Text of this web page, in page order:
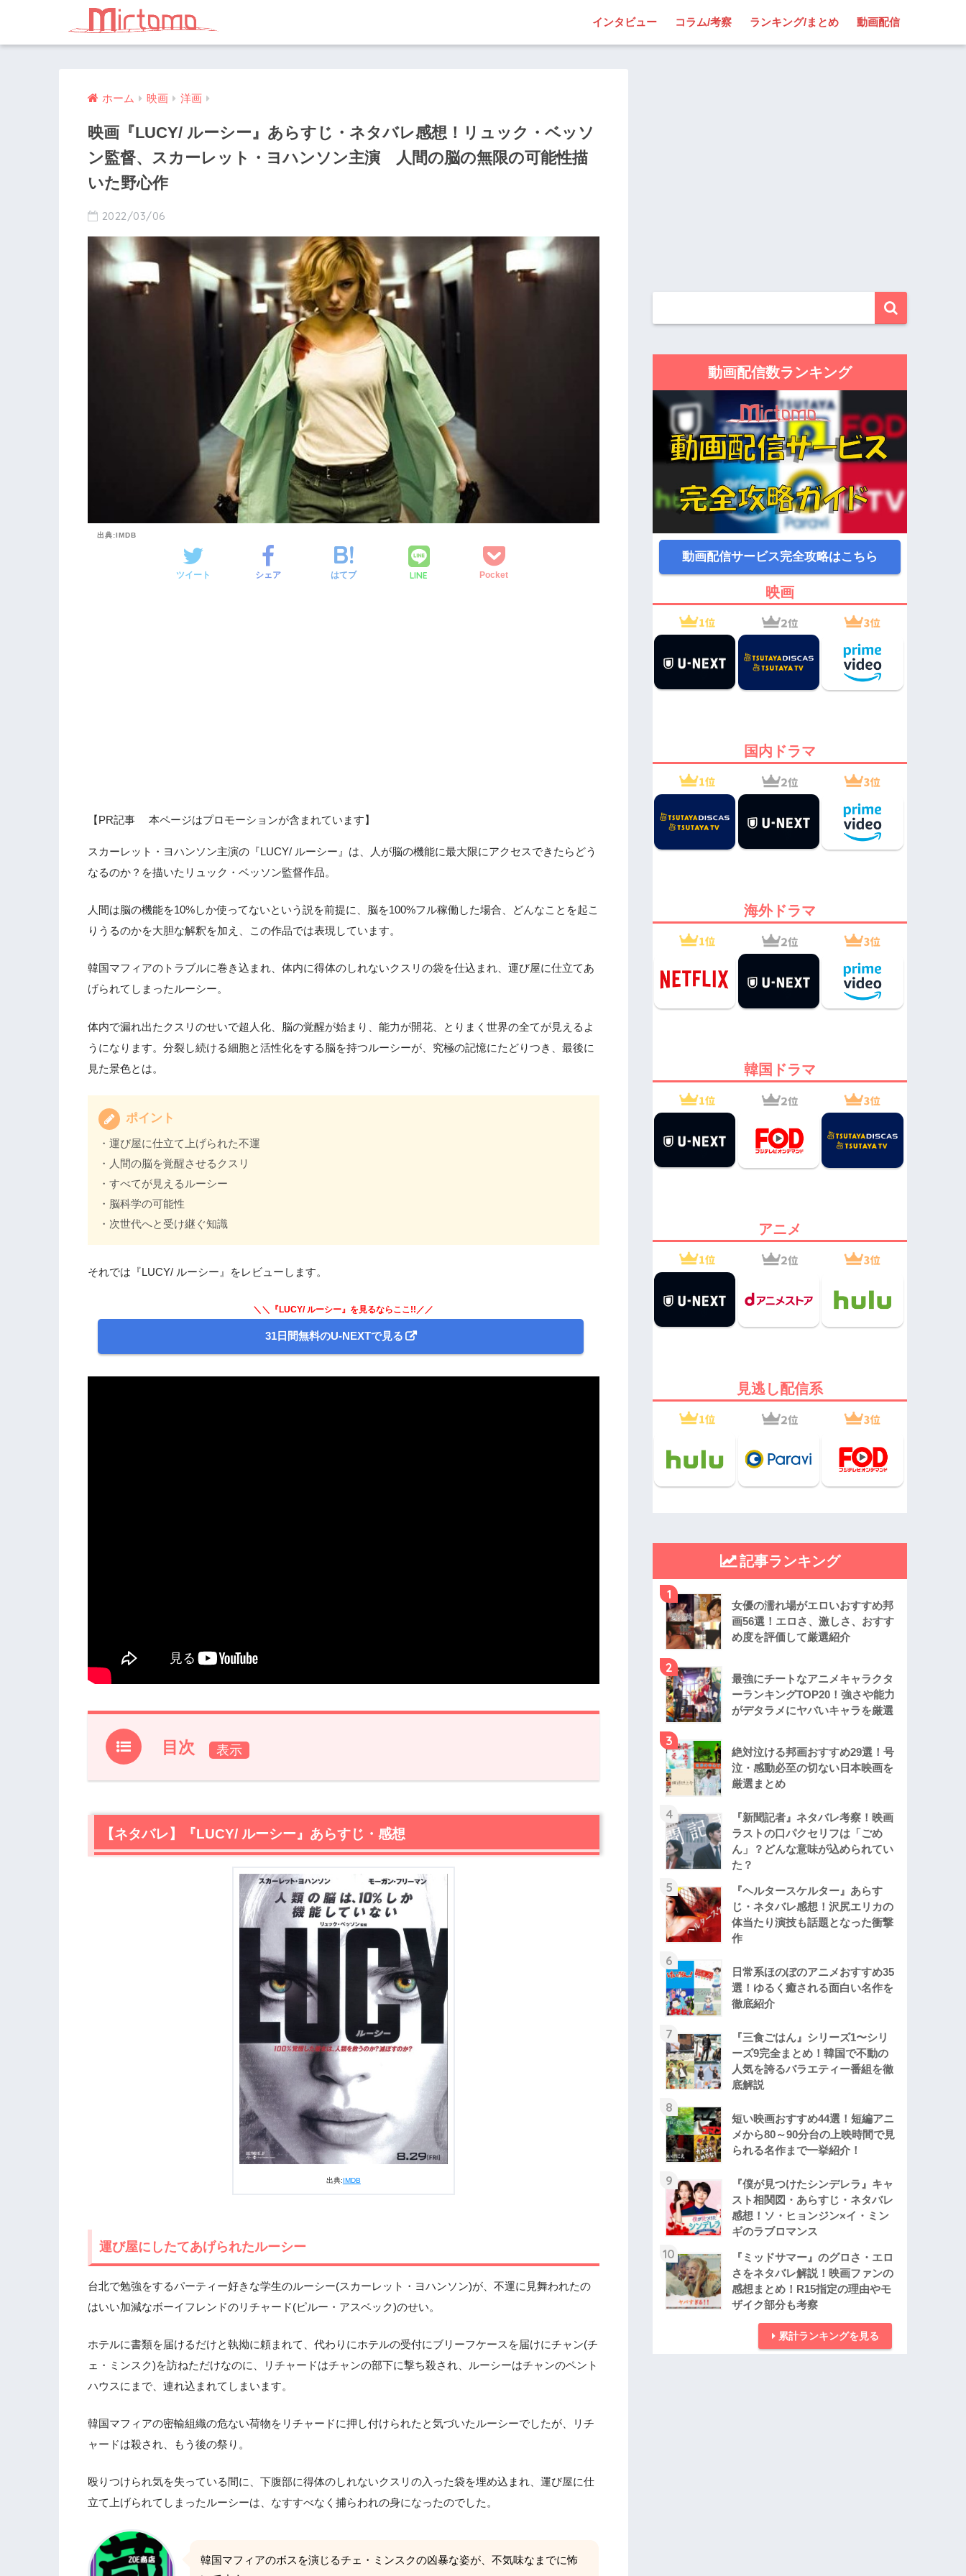
インタビュー コラム/考察 ランキング/まとめ 動画配信
ホーム 映画 洋画
映画『LUCY/ ルーシー』あらすじ・ネタバレ感想！リュック・ベッソ
ン監督、スカーレット・ヨハンソン主演 人間の脳の無限の可能性描
いた野心作
2022/03/06
出典:IMDB
ツイート シェア はてブ LINE Pocket
【PR記事 本ページはプロモーションが含まれています】
スカーレット・ヨハンソン主演の『LUCY/ ルーシー』は、人が脳の機能に最大限にアクセスできたらどう
なるのか？を描いたリュック・ベッソン監督作品。
人間は脳の機能を10%しか使ってないという説を前提に、脳を100%フル稼働した場合、どんなことを起こ
りうるのかを大胆な解釈を加え、この作品では表現しています。
韓国マフィアのトラブルに巻き込まれ、体内に得体のしれないクスリの袋を仕込まれ、運び屋に仕立てあ
げられてしまったルーシー。
体内で漏れ出たクスリのせいで超人化、脳の覚醒が始まり、能力が開花、とりまく世界の全てが見えるよ
うになります。分裂し続ける細胞と活性化をする脳を持つルーシーが、究極の記憶にたどりつき、最後に
見た景色とは。
ポイント
・運び屋に仕立て上げられた不運
・人間の脳を覚醒させるクスリ
・すべてが見えるルーシー
・脳科学の可能性
・次世代へと受け継ぐ知識
それでは『LUCY/ ルーシー』をレビューします。
＼＼『LUCY/ ルーシー』を見るならここ!!／／
31日間無料のU-NEXTで見る
目次
1.【ネタバレ】『LUCY/ ルーシー』あらすじ・感想
1.3 覚醒する脳の機能
『LUCY/ ルーシー』あらすじ・ネタバレ感想まとめ
【ネタバレ】『LUCY/ ルーシー』あらすじ・感想
出典:IMDB
運び屋にしたてあげられたルーシー
台北で勉強をするパーティー好きな学生のルーシー(スカーレット・ヨハンソン)が、不運に見舞われたの
はいい加減なボーイフレンドのリチャード(ピルー・アスベック)のせい。
ホテルに書類を届けるだけと執拗に頼まれて、代わりにホテルの受付にブリーフケースを届けにチャン(チ
ェ・ミンスク)を訪ねただけなのに、リチャードはチャンの部下に撃ち殺され、ルーシーはチャンのペント
ハウスにまで、連れ込まれてしまいます。
韓国マフィアの密輸組織の危ない荷物をリチャードに押し付けられたと気づいたルーシーでしたが、リチ
ャードは殺され、もう後の祭り。
殴りつけられ気を失っている間に、下腹部に得体のしれないクスリの入った袋を埋め込まれ、運び屋に仕
立て上げられてしまったルーシーは、なすすべなく捕らわれの身になったのでした。
韓国マフィアのボスを演じるチェ・ミンスクの凶暴な姿が、不気味なまでに怖
動画配信数ランキング
動画配信サービス完全攻略はこちら
映画
国内ドラマ
海外ドラマ
韓国ドラマ
アニメ
見逃し配信系
記事ランキング
1
女優の濡れ場がエロいおすすめ邦
画56選！エロさ、激しさ、おすす
め度を評価して厳選紹介
2
最強にチートなアニメキャラクタ
ーランキングTOP20！強さや能力
がデタラメにヤバいキャラを厳選
3
絶対泣ける邦画おすすめ29選！号
泣・感動必至の切ない日本映画を
厳選まとめ
4
『新聞記者』ネタバレ考察！映画
ラストの口パクセリフは「ごめ
ん」？どんな意味が込められてい
た？
5
『ヘルタースケルター』あらす
じ・ネタバレ感想！沢尻エリカの
体当たり演技も話題となった衝撃
作
6
日常系ほのぼのアニメおすすめ35
選！ゆるく癒される面白い名作を
徹底紹介
7
『三食ごはん』シリーズ1〜シリ
ーズ9完全まとめ！韓国で不動の
人気を誇るバラエティー番組を徹
底解説
8
短い映画おすすめ44選！短編アニ
メから80～90分台の上映時間で見
られる名作まで一挙紹介！
9
『僕が見つけたシンデレラ』キャ
スト相関図・あらすじ・ネタバレ
感想！ソ・ヒョンジン×イ・ミン
ギのラブロマンス
10
『ミッドサマー』のグロさ・エロ
さをネタバレ解説！映画ファンの
感想まとめ！R15指定の理由やモ
ザイク部分も考察
累計ランキングを見る